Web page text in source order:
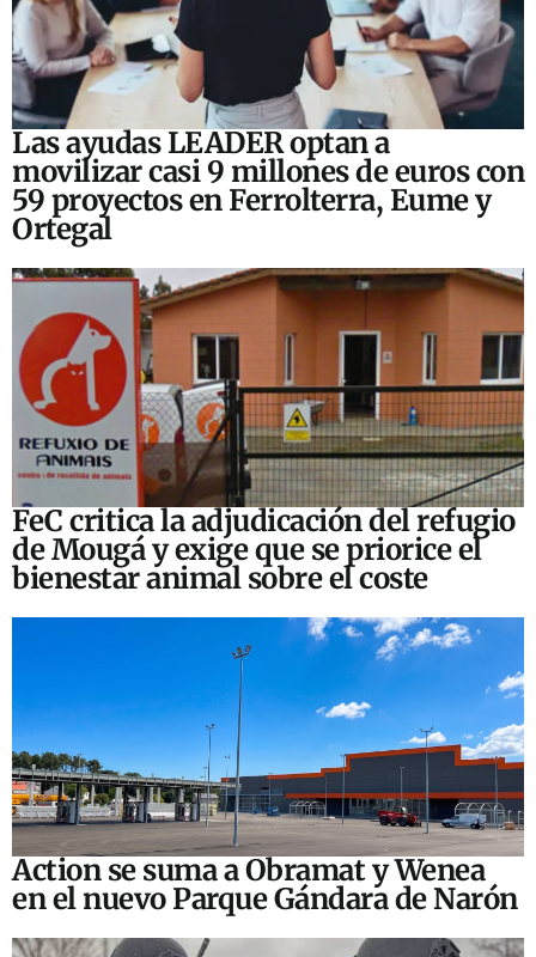
Las ayudas LEADER optan a
movilizar casi 9 millones de euros con
59 proyectos en Ferrolterra, Eume y
Ortegal
FeC critica la adjudicación del refugio
de Mougá y exige que se priorice el
bienestar animal sobre el coste
Action se suma a Obramat y Wenea
en el nuevo Parque Gándara de Narón